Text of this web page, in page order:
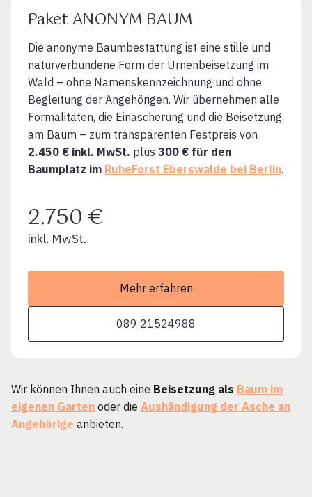
Paket ANONYM BAUM
Die anonyme Baumbestattung ist eine stille und
naturverbundene Form der Urnenbeisetzung im
Wald – ohne Namenskennzeichnung und ohne
Begleitung der Angehörigen. Wir übernehmen alle
Formalitäten, die Einäscherung und die Beisetzung
am Baum – zum transparenten Festpreis von
2.450 € inkl. MwSt. plus 300 € für den
Baumplatz im RuheForst Eberswalde bei Berlin.
2.750 €
inkl. MwSt.
Mehr erfahren
089 21524988
Wir können Ihnen auch eine Beisetzung als Baum im
eigenen Garten oder die Aushändigung der Asche an
Angehörige anbieten.